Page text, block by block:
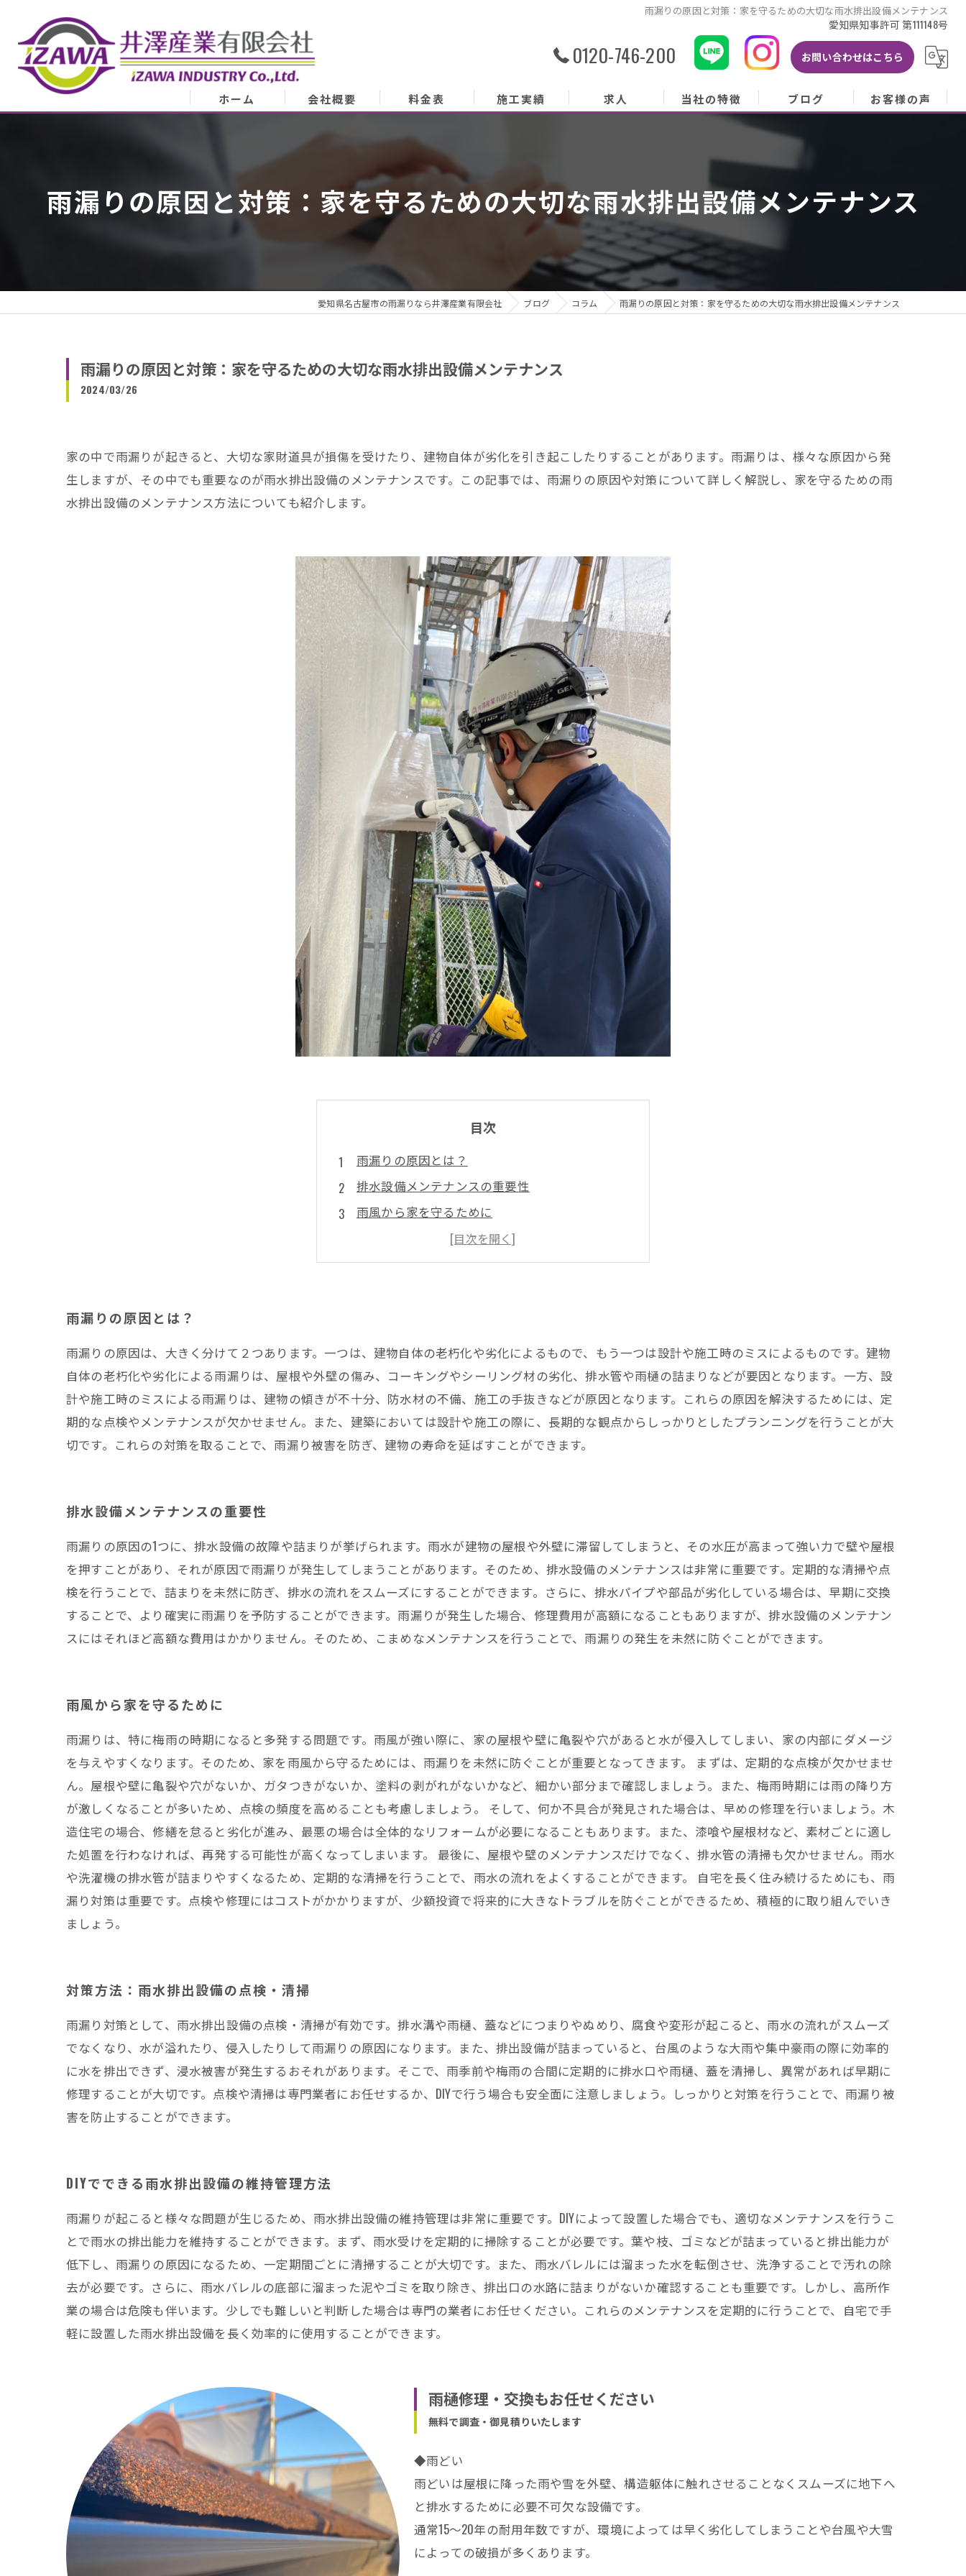
雨漏りの原因と対策：家を守るための大切な雨水排出設備メンテナンス
愛知県知事許可 第111148号
0120-746-200 お問い合わせはこちら
ホーム 会社概要
会社概要
代表あいさつ
アクセス
料金表 施工実績 求人 当社の特徴
外壁
塗り替え
雨樋
修理
ブログ
ブログ
コラム
お客様の声
雨漏りの原因と対策：家を守るための大切な雨水排出設備メンテナンス
愛知県名古屋市の雨漏りなら井澤産業有限会社 ブログ コラム 雨漏りの原因と対策：家を守るための大切な雨水排出設備メンテナンス
雨漏りの原因と対策：家を守るための大切な雨水排出設備メンテナンス
2024/03/26
家の中で雨漏りが起きると、大切な家財道具が損傷を受けたり、建物自体が劣化を引き起こしたりすることがあります。雨漏りは、様々な原因から発
生しますが、その中でも重要なのが雨水排出設備のメンテナンスです。この記事では、雨漏りの原因や対策について詳しく解説し、家を守るための雨
水排出設備のメンテナンス方法についても紹介します。
目次
雨漏りの原因とは？
排水設備メンテナンスの重要性
雨風から家を守るために
対策方法：雨水排出設備の点検・清掃
DIYでできる雨水排出設備の維持管理方法
雨漏りの原因とは？
雨漏りの原因は、大きく分けて２つあります。一つは、建物自体の老朽化や劣化によるもので、もう一つは設計や施工時のミスによるものです。建物
自体の老朽化や劣化による雨漏りは、屋根や外壁の傷み、コーキングやシーリング材の劣化、排水管や雨樋の詰まりなどが要因となります。一方、設
計や施工時のミスによる雨漏りは、建物の傾きが不十分、防水材の不備、施工の手抜きなどが原因となります。これらの原因を解決するためには、定
期的な点検やメンテナンスが欠かせません。また、建築においては設計や施工の際に、長期的な観点からしっかりとしたプランニングを行うことが大
切です。これらの対策を取ることで、雨漏り被害を防ぎ、建物の寿命を延ばすことができます。
排水設備メンテナンスの重要性
雨漏りの原因の1つに、排水設備の故障や詰まりが挙げられます。雨水が建物の屋根や外壁に滞留してしまうと、その水圧が高まって強い力で壁や屋根
を押すことがあり、それが原因で雨漏りが発生してしまうことがあります。そのため、排水設備のメンテナンスは非常に重要です。定期的な清掃や点
検を行うことで、詰まりを未然に防ぎ、排水の流れをスムーズにすることができます。さらに、排水パイプや部品が劣化している場合は、早期に交換
することで、より確実に雨漏りを予防することができます。雨漏りが発生した場合、修理費用が高額になることもありますが、排水設備のメンテナン
スにはそれほど高額な費用はかかりません。そのため、こまめなメンテナンスを行うことで、雨漏りの発生を未然に防ぐことができます。
雨風から家を守るために
雨漏りは、特に梅雨の時期になると多発する問題です。雨風が強い際に、家の屋根や壁に亀裂や穴があると水が侵入してしまい、家の内部にダメージ
を与えやすくなります。そのため、家を雨風から守るためには、雨漏りを未然に防ぐことが重要となってきます。 まずは、定期的な点検が欠かせませ
ん。屋根や壁に亀裂や穴がないか、ガタつきがないか、塗料の剥がれがないかなど、細かい部分まで確認しましょう。また、梅雨時期には雨の降り方
が激しくなることが多いため、点検の頻度を高めることも考慮しましょう。 そして、何か不具合が発見された場合は、早めの修理を行いましょう。木
造住宅の場合、修繕を怠ると劣化が進み、最悪の場合は全体的なリフォームが必要になることもあります。また、漆喰や屋根材など、素材ごとに適し
た処置を行わなければ、再発する可能性が高くなってしまいます。 最後に、屋根や壁のメンテナンスだけでなく、排水管の清掃も欠かせません。雨水
や洗濯機の排水管が詰まりやすくなるため、定期的な清掃を行うことで、雨水の流れをよくすることができます。 自宅を長く住み続けるためにも、雨
漏り対策は重要です。点検や修理にはコストがかかりますが、少額投資で将来的に大きなトラブルを防ぐことができるため、積極的に取り組んでいき
ましょう。
対策方法：雨水排出設備の点検・清掃
雨漏り対策として、雨水排出設備の点検・清掃が有効です。排水溝や雨樋、蓋などにつまりやぬめり、腐食や変形が起こると、雨水の流れがスムーズ
でなくなり、水が溢れたり、侵入したりして雨漏りの原因になります。また、排出設備が詰まっていると、台風のような大雨や集中豪雨の際に効率的
に水を排出できず、浸水被害が発生するおそれがあります。そこで、雨季前や梅雨の合間に定期的に排水口や雨樋、蓋を清掃し、異常があれば早期に
修理することが大切です。点検や清掃は専門業者にお任せするか、DIYで行う場合も安全面に注意しましょう。しっかりと対策を行うことで、雨漏り被
害を防止することができます。
DIYでできる雨水排出設備の維持管理方法
雨漏りが起こると様々な問題が生じるため、雨水排出設備の維持管理は非常に重要です。DIYによって設置した場合でも、適切なメンテナンスを行うこ
とで雨水の排出能力を維持することができます。まず、雨水受けを定期的に掃除することが必要です。葉や枝、ゴミなどが詰まっていると排出能力が
低下し、雨漏りの原因になるため、一定期間ごとに清掃することが大切です。また、雨水バレルには溜まった水を転倒させ、洗浄することで汚れの除
去が必要です。さらに、雨水バレルの底部に溜まった泥やゴミを取り除き、排出口の水路に詰まりがないか確認することも重要です。しかし、高所作
業の場合は危険も伴います。少しでも難しいと判断した場合は専門の業者にお任せください。これらのメンテナンスを定期的に行うことで、自宅で手
軽に設置した雨水排出設備を長く効率的に使用することができます。
雨樋修理・交換もお任せください
無料で調査・御見積りいたします
◆雨どい
雨どいは屋根に降った雨や雪を外壁、構造躯体に触れさせることなくスムーズに地下へ
と排水するために必要不可欠な設備です。
通常15～20年の耐用年数ですが、環境によっては早く劣化してしまうことや台風や大雪
によっての破損が多くあります。